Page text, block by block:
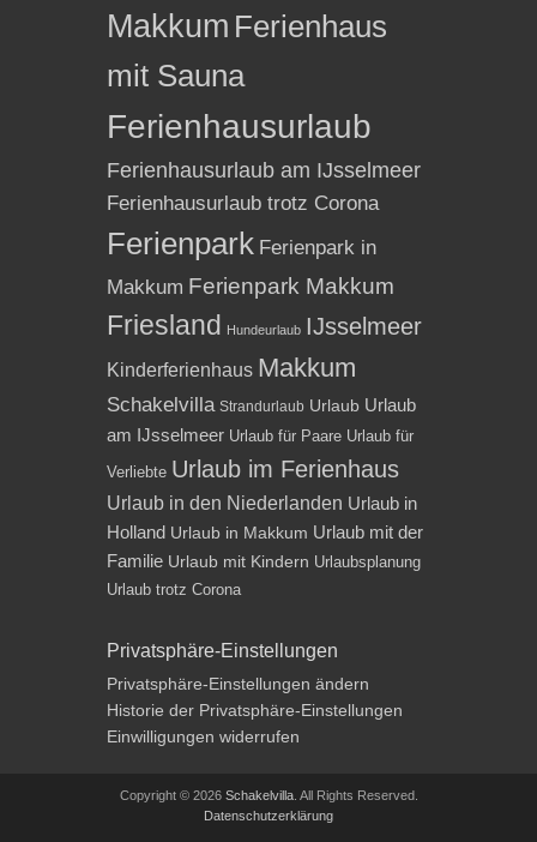
Makkum Ferienhaus
mit Sauna
Ferienhausurlaub
Ferienhausurlaub am IJsselmeer
Ferienhausurlaub trotz Corona
Ferienpark Ferienpark in
Makkum Ferienpark Makkum
Friesland Hundeurlaub IJsselmeer
Kinderferienhaus Makkum
Schakelvilla Strandurlaub Urlaub Urlaub
am IJsselmeer Urlaub für Paare Urlaub für
Verliebte Urlaub im Ferienhaus
Urlaub in den Niederlanden Urlaub in
Holland Urlaub in Makkum Urlaub mit der
Familie Urlaub mit Kindern Urlaubsplanung
Urlaub trotz Corona
Privatsphäre-Einstellungen
Privatsphäre-Einstellungen ändern
Historie der Privatsphäre-Einstellungen
Einwilligungen widerrufen
Copyright © 2026 Schakelvilla. All Rights Reserved.
Datenschutzerklärung